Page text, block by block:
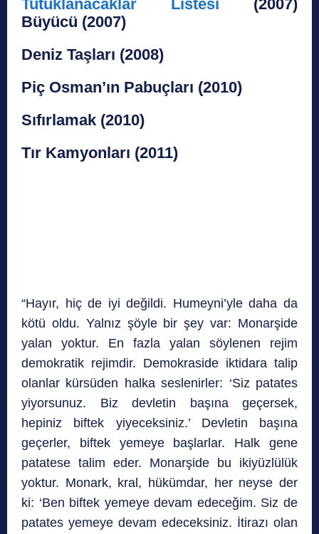
Tutuklanacaklar Listesi (2007)
Büyücü (2007)
Deniz Taşları (2008)
Piç Osman’ın Pabuçları (2010)
Sıfırlamak (2010)
Tır Kamyonları (2011)
“Hayır, hiç de iyi değildi. Humeyni’yle daha da
kötü oldu. Yalnız şöyle bir şey var: Monarşide
yalan yoktur. En fazla yalan söylenen rejim
demokratik rejimdir. Demokraside iktidara talip
olanlar kürsüden halka seslenirler: ‘Siz patates
yiyorsunuz. Biz devletin başına geçersek,
hepiniz biftek yiyeceksiniz.’ Devletin başına
geçerler, biftek yemeye başlarlar. Halk gene
patatese talim eder. Monarşide bu ikiyüzlülük
yoktur. Monark, kral, hükümdar, her neyse der
ki: ‘Ben biftek yemeye devam edeceğim. Siz de
patates yemeye devam edeceksiniz. İtirazı olan